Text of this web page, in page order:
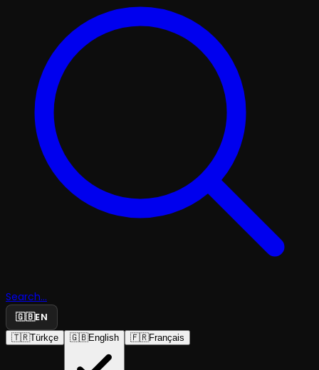
Search...
🇬🇧EN
🇹🇷Türkçe 🇬🇧English 🇫🇷Français